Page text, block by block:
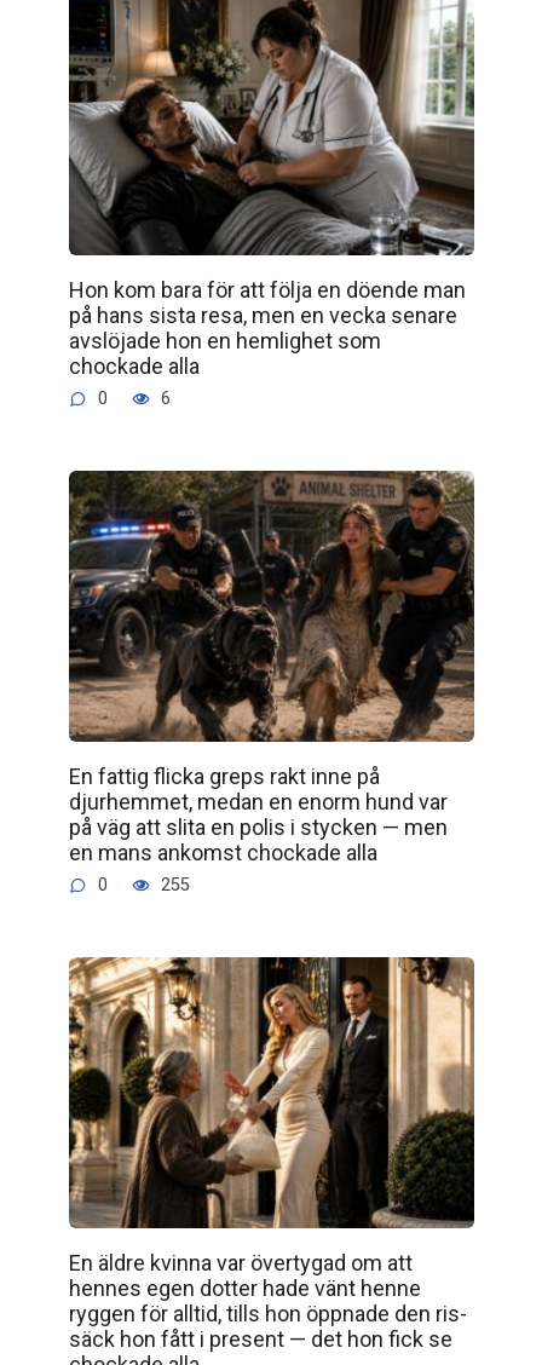
Hon kom bara för att följa en döende man
på hans sista resa, men en vecka senare
avslöjade hon en hemlighet som
chockade alla
0 6
En fattig flicka greps rakt inne på
djurhemmet, medan en enorm hund var
på väg att slita en polis i stycken — men
en mans ankomst chockade alla
0 255
En äldre kvinna var övertygad om att
hennes egen dotter hade vänt henne
ryggen för alltid, tills hon öppnade den ris­
säck hon fått i present — det hon fick se